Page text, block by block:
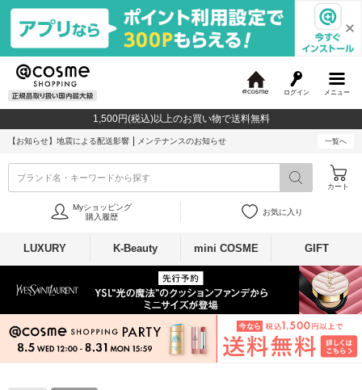
メニュー
ログイン
c
o
1,500円(税込)以上のお買い物で送料無料
【お知らせ】 地震による配送影響 メンテナンスのお知らせ 一覧へ
ブランド名・キーワードから探す
カート
Myショッピング
購入履歴
お気に入り
LUXURY K-Beauty mini COSME GIFT